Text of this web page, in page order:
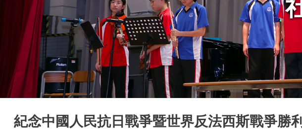
紀念中國人民抗日戰爭暨世界反法西斯戰爭勝